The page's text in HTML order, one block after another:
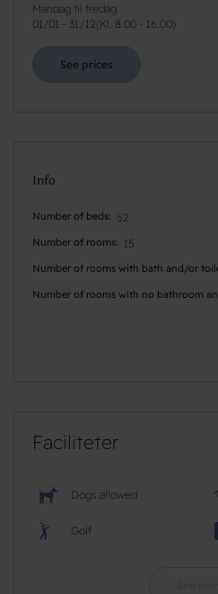
Mandag til fredag
01/01 - 31/12( Kl. 8.00 - 16.00)
See prices
Info
Number of beds 52
Number of rooms 15
Number of rooms with bath and/or
Number of rooms with no bathroom
Faciliteter
Dogs allowed
Golf